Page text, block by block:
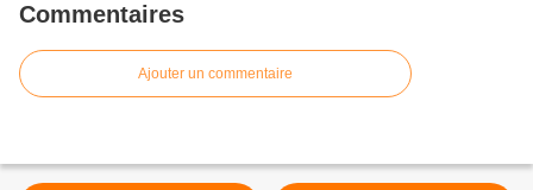
Commentaires
Ajouter un commentaire